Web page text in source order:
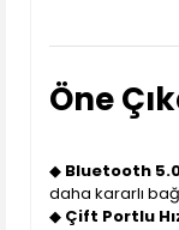
Öne
◆ Bluetooth
daha kararlı
◆ Çift Portlu